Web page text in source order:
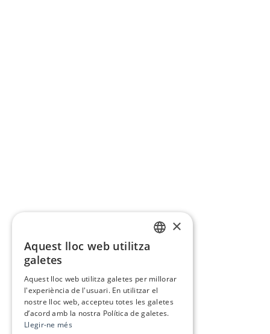
×
Aquest lloc web utilitza
galetes
Aquest lloc web utilitza galetes per millorar
l'experiència de l'usuari. En utilitzar el
nostre lloc web, accepteu totes les galetes
d’acord amb la nostra Política de galetes.
Llegir-ne més